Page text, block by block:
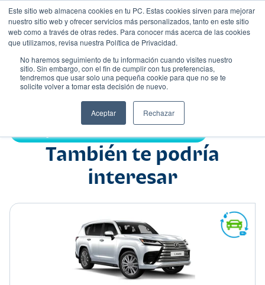
Este sitio web almacena cookies en tu PC. Estas cookies sirven para mejorar
nuestro sitio web y ofrecer servicios más personalizados, tanto en este sitio
web como a través de otras redes. Para conocer más acerca de las cookies
que utilizamos, revisa nuestra Política de Privacidad.
No haremos seguimiento de tu información cuando visites nuestro
sitio. Sin embargo, con el fin de cumplir con tus preferencias,
tendremos que usar solo una pequeña cookie para que no se te
solicite volver a tomar esta decisión de nuevo.
Aceptar Rechazar
Nombre
También te podría
interesar